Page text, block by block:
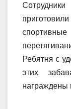
Ребятня с
этих
награждены